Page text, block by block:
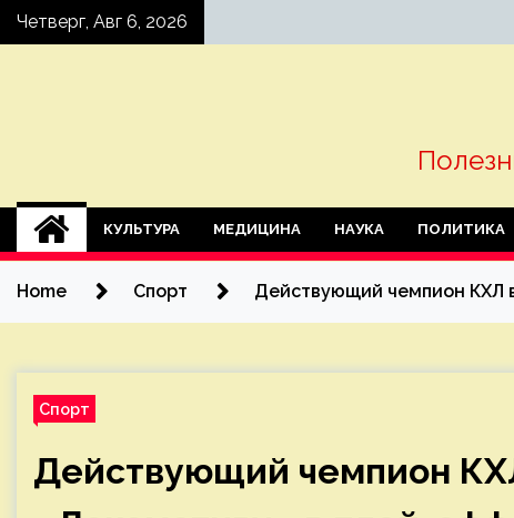
SkipЧетверг, Авг 6, 2026
КУЛЬТУРА МЕДИЦИНА НАУКА ПОЛИТИКА
Home Спорт Действующий чемпион КХЛ
Спорт
Действующий чемпион